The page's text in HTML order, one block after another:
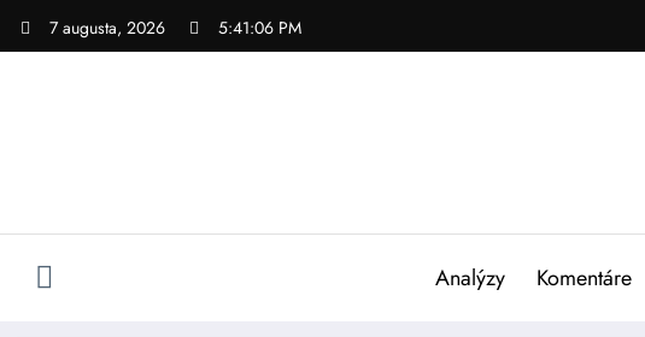
7 augusta, 2026 5:41:07 PM
Analýzy Komentáre